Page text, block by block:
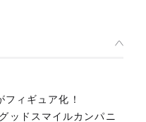
フィギュア化！
ッドスマイルカンパニ